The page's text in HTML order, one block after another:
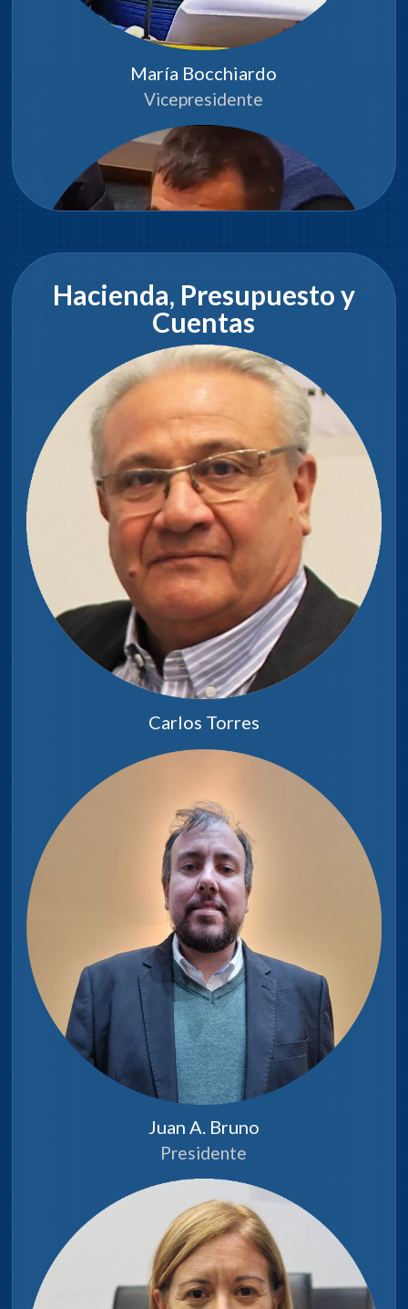
María Bocchiardo
Vicepresidente
Jonny Baldenegro
Presidente
Dia y hora de sesiones:
Jueves 18hs.
COM
ETIDOS
Promoción del turismo a nivel
abarquen la creación en el
departamento de una
infraestructura turística, teniendo
en cuenta no solamente la ciudad
de Durazno, sino otros puntos del
interior que pueden ser atractivos
y presenten posibilidades para ser
promovidos a nivel nacional o
Atender todo lo relacionado con
la preservación de los Paseos
Públicos, el cuidado de los
Parques y Bosques, proyectando
planes de forestación, y apoyar y
promover el deporte en todas las
disciplinas; incluso en aquellas
áreas no convencionales.
Hacienda, Presupuesto y
Cuentas
Carlos Torres
Juan A. Bruno
Presidente